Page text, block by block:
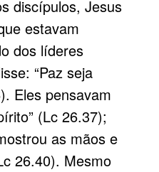
discípulos, Jesus
estavam
dos líderes
“Paz seja
Eles pensavam
(Lc 26.37);
as mãos e
26.40). Mesmo